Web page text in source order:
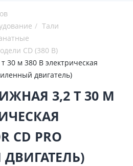
Тали
CD (380 В)
двигатель)
Т 30 М
CD PRO